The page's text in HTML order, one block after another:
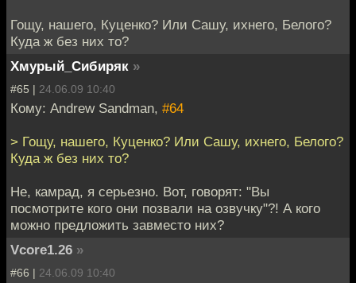
Гощу, нашего, Куценко? Или Сашу, ихнего, Белого?
Куда ж без них то?
Хмурый_Сибиряк »
#65 | 24.06.09 10:40
Кому: Andrew Sandman, #64
> Гощу, нашего, Куценко? Или Сашу, ихнего, Белого?
Куда ж без них то?
Не, камрад, я серьезно. Вот, говорят: "Вы
посмотрите кого они позвали на озвучку"?! А кого
можно предложить завместо них?
Vcore1.26 »
#66 | 24.06.09 10:40